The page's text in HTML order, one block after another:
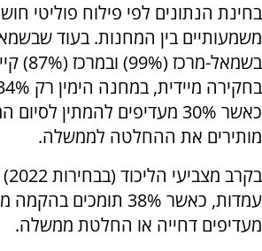
בחינת הנתונים לפי פילוח פוליטי
בשמאל-
מותירים את ההחלטה לממשלה.
מעדיפים דחייה או החלטת ממשלה.